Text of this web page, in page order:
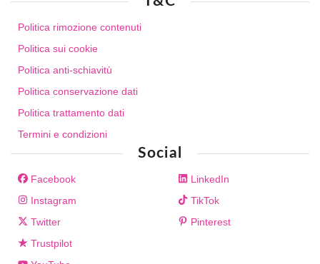
Politica rimozione contenuti
Politica sui cookie
Politica anti-schiavitù
Politica conservazione dati
Politica trattamento dati
Termini e condizioni
Social
Facebook
Instagram
Twitter
Trustpilot
LinkedIn
TikTok
Pinterest